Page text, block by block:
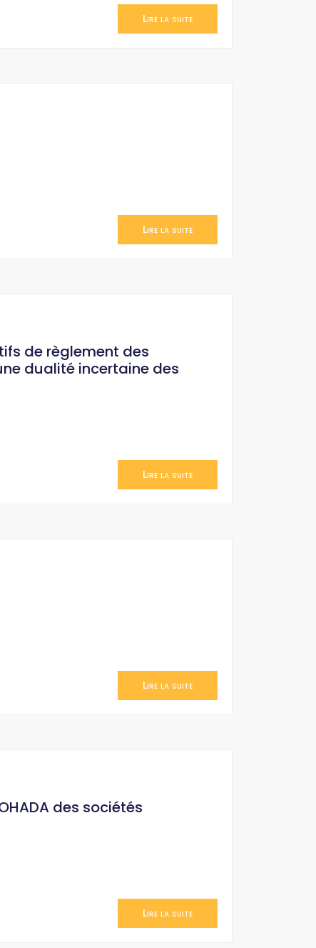
Lire la suite
Lire la suite
de règlement des
dualité incertaine des
Lire la suite
Lire la suite
des sociétés
Lire la suite